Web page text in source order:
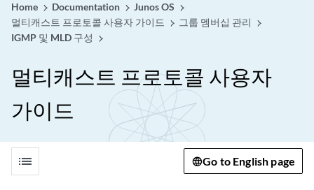
Home Documentation
Junos OS
멀티캐스트 프로토콜 사용자 가이드
그룹 멤버십 관리
IGMP 및 MLD 구성
멀티캐스트 프로토콜 사용자
가이드
list Go to English page